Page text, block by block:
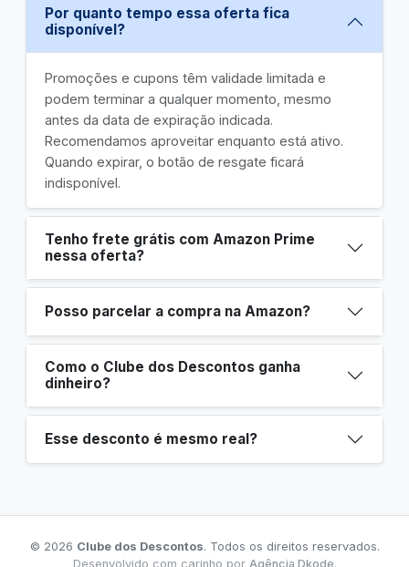
Por quanto tempo essa oferta fica
disponível?
Promoções e cupons têm validade limitada e
podem terminar a qualquer momento, mesmo
antes da data de expiração indicada.
Recomendamos aproveitar enquanto está ativo.
Quando expirar, o botão de resgate ficará
indisponível.
Tenho frete grátis com Amazon Prime
nessa oferta?
Posso parcelar a compra na Amazon?
Como o Clube dos Descontos ganha
dinheiro?
Esse desconto é mesmo real?
© 2026 Clube dos Descontos. Todos os direitos reservados.
Desenvolvido com carinho por Agência Dkode.